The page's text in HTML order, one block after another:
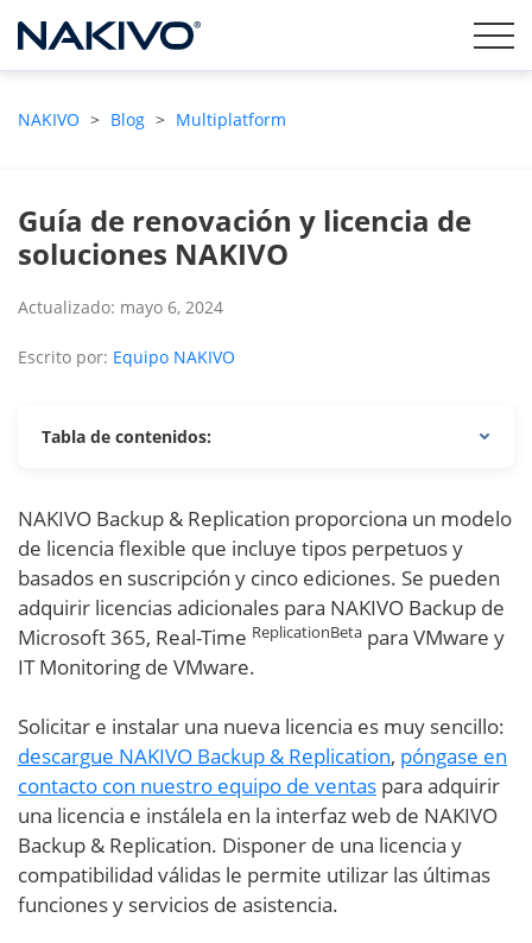
NAKIVO > Blog > Multiplatform
Guía de renovación y licencia de
soluciones NAKIVO
Actualizado: mayo 6, 2024
Escrito por: Equipo NAKIVO
Tabla de contenidos:
NAKIVO Backup & Replication proporciona un modelo
de licencia flexible que incluye tipos perpetuos y
basados en suscripción y cinco ediciones. Se pueden
adquirir licencias adicionales para NAKIVO Backup de
Microsoft 365, Real-Time ReplicationBeta para VMware y
IT Monitoring de VMware.
Solicitar e instalar una nueva licencia es muy sencillo:
descargue NAKIVO Backup & Replication, póngase en
contacto con nuestro equipo de ventas para adquirir
una licencia e instálela en la interfaz web de NAKIVO
Backup & Replication. Disponer de una licencia y
compatibilidad válidas le permite utilizar las últimas
funciones y servicios de asistencia.